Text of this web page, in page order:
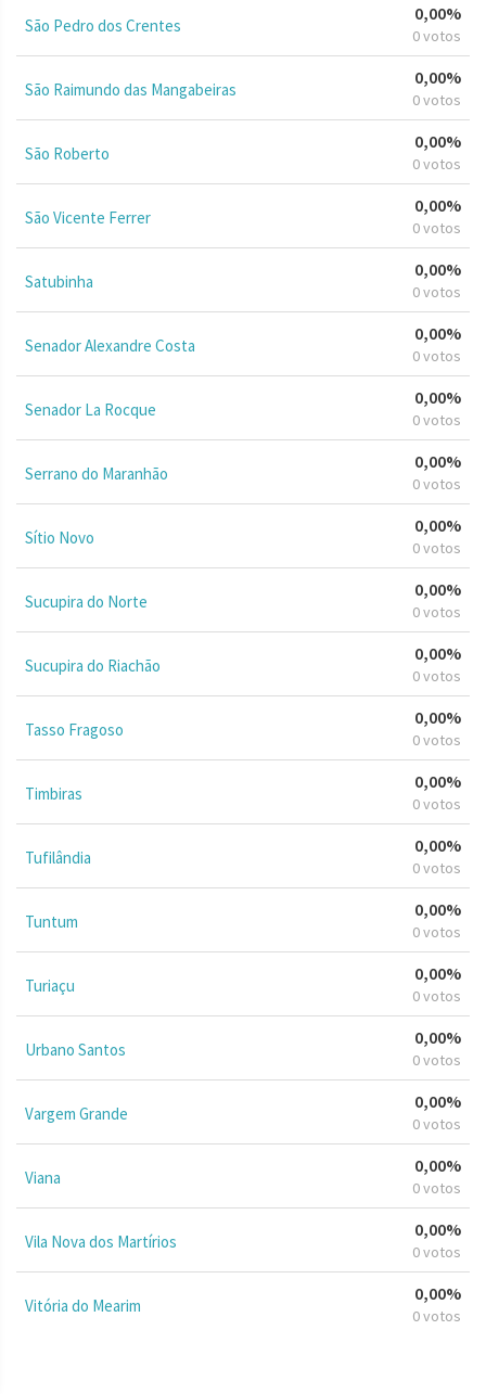
São Pedro dos Crentes
0,00%
0 votos
São Raimundo das Mangabeiras
0,00%
0 votos
São Roberto
0,00%
0 votos
São Vicente Ferrer
0,00%
0 votos
Satubinha
0,00%
0 votos
Senador Alexandre Costa
0,00%
0 votos
Senador La Rocque
0,00%
0 votos
Serrano do Maranhão
0,00%
0 votos
Sítio Novo
0,00%
0 votos
Sucupira do Norte
0,00%
0 votos
Sucupira do Riachão
0,00%
0 votos
Tasso Fragoso
0,00%
0 votos
Timbiras
0,00%
0 votos
Tufilândia
0,00%
0 votos
Tuntum
0,00%
0 votos
Turiaçu
0,00%
0 votos
Urbano Santos
0,00%
0 votos
Vargem Grande
0,00%
0 votos
Viana
0,00%
0 votos
Vila Nova dos Martírios
0,00%
0 votos
Vitória do Mearim
0,00%
0 votos